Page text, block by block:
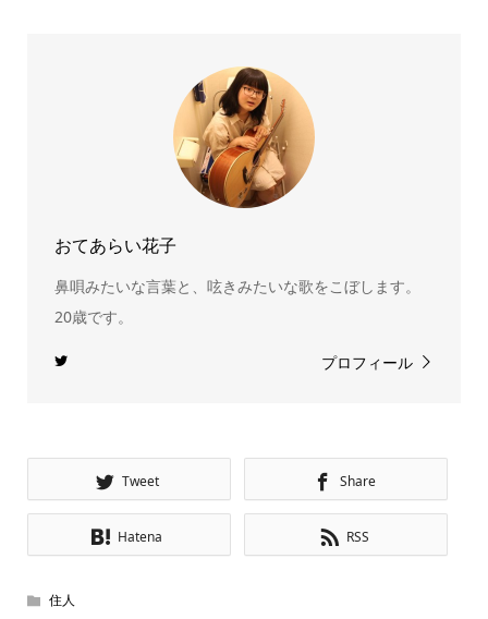
おてあらい花子
鼻唄みたいな言葉と、呟きみたいな歌をこぼします。
20歳です。
プロフィール
Tweet Share
Hatena RSS
住人